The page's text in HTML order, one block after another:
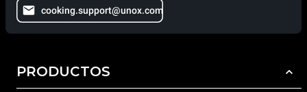
cooking.support@unox.com
PRODUCTOS